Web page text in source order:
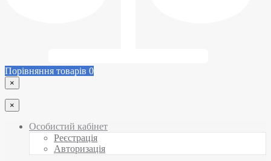
Порівняння товарів 0
×
×
Особистий кабінет
Реєстрація
Авторизація